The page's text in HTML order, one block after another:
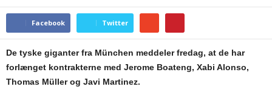
Facebook Twitter
De tyske giganter fra München meddeler fredag, at de har
forlænget kontrakterne med Jerome Boateng, Xabi Alonso,
Thomas Müller og Javi Martinez.